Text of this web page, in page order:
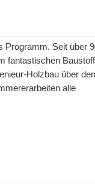
Programm. Seit über
fantastischen Baustoff
Holzbau über den
alle